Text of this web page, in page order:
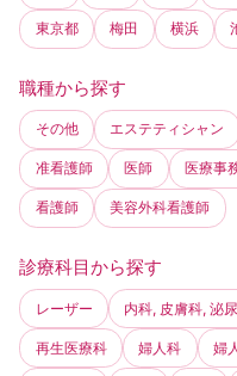
東京都 梅田 横浜
職種から探す
その他 エステティシャン
准看護師 医師 医療事
看護師 美容外科看護師
診療科目から探す
レーザー 内科, 皮膚科, 泌
再生医療科 婦人科 婦